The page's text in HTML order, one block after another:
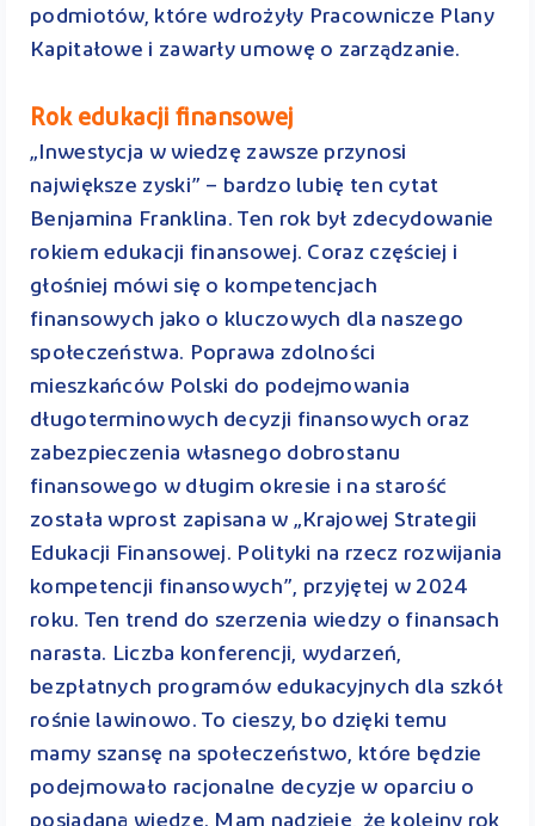
podmiotów, które wdrożyły Pracownicze Plany
Kapitałowe i zawarły umowę o zarządzanie.
Rok edukacji finansowej
„Inwestycja w wiedzę zawsze przynosi
największe zyski” – bardzo lubię ten cytat
Benjamina Franklina. Ten rok był zdecydowanie
rokiem edukacji finansowej. Coraz częściej i
głośniej mówi się o kompetencjach
finansowych jako o kluczowych dla naszego
społeczeństwa. Poprawa zdolności
mieszkańców Polski do podejmowania
długoterminowych decyzji finansowych oraz
zabezpieczenia własnego dobrostanu
finansowego w długim okresie i na starość
została wprost zapisana w „Krajowej Strategii
Edukacji Finansowej. Polityki na rzecz rozwijania
kompetencji finansowych”, przyjętej w 2024
roku. Ten trend do szerzenia wiedzy o finansach
narasta. Liczba konferencji, wydarzeń,
bezpłatnych programów edukacyjnych dla szkół
rośnie lawinowo. To cieszy, bo dzięki temu
mamy szansę na społeczeństwo, które będzie
podejmowało racjonalne decyzje w oparciu o